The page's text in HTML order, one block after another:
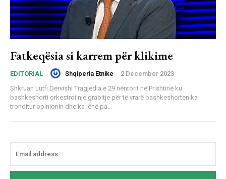
Fatkeqësia si karrem për klikime
EDITORIAL Shqiperia Etnike - 2 December 2023
Shkruan Lutfi Dervishi Tragjedia e 29 nëntorit në Prishtinë ku
bashkeshorti orkestroi nje grabitje për të vrarë bashkeshorten ka
tronditur opinionin dhe ka lënë pa...